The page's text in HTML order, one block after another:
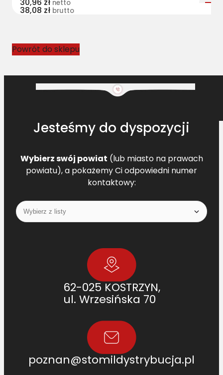
y
D
30,96 zł netto
38,08 zł brutto
Powrót do sklepu
Jesteśmy do dyspozycji
Wybierz swój powiat (lub miasto na prawach
powiatu), a pokażemy Ci odpowiedni numer
kontaktowy:
62-025 KOSTRZYN,
ul. Wrzesińska 70
poznan@stomildystrybucja.pl